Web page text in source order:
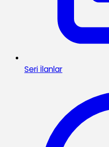
Seri İlanlar